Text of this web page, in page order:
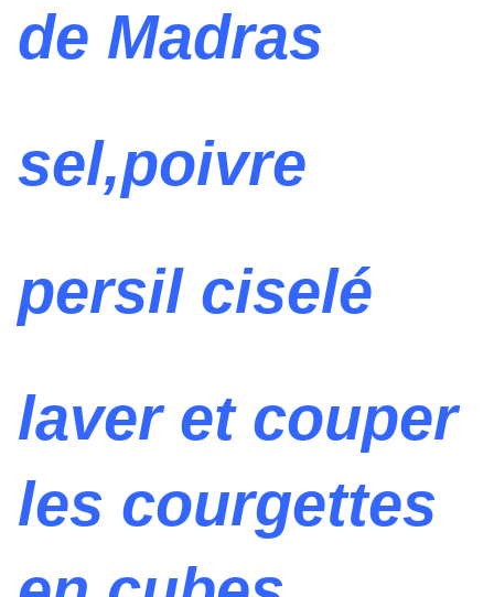
de Madras
sel,poivre
persil ciselé
laver et couper
les courgettes